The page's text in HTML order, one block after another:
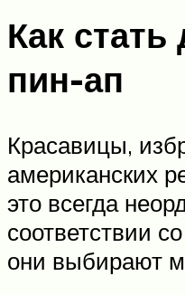
Как
пин-ап
Красавицы,
американских
это всегда
соответствии
они выбирают